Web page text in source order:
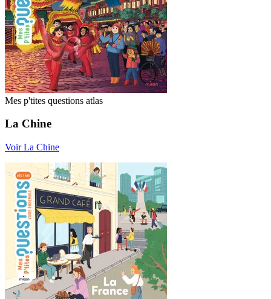
Mes p'tites questions atlas
La Chine
Voir La Chine